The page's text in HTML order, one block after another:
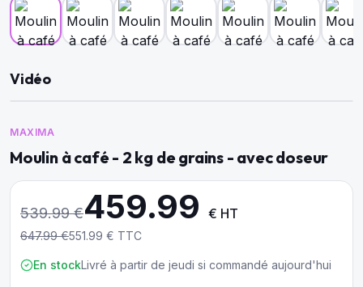
Vidéo
MAXIMA
Moulin à café - 2 kg de grains - avec doseur
539.99€459.99 € HT
647.99€551.99 € TTC
En stockLivré à partir de jeudi si commandé aujourd'hui